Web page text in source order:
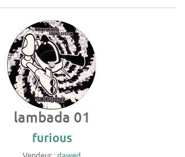
lambada 01
furious